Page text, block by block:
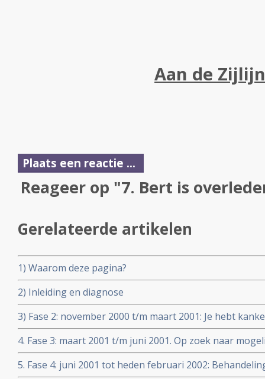
Aan de Zijlijn
Plaats een reactie ...
Reageer op "7. Bert is
Gerelateerde artikelen
1) Waarom deze pagina?
2) Inleiding en diagnose
3) Fase 2: november 2000 t/m maart 2001: Je hebt
4. Fase 3: maart 2001 t/m juni 2001. Op zoek naar
5. Fase 4: juni 2001 tot heden februari 2002: